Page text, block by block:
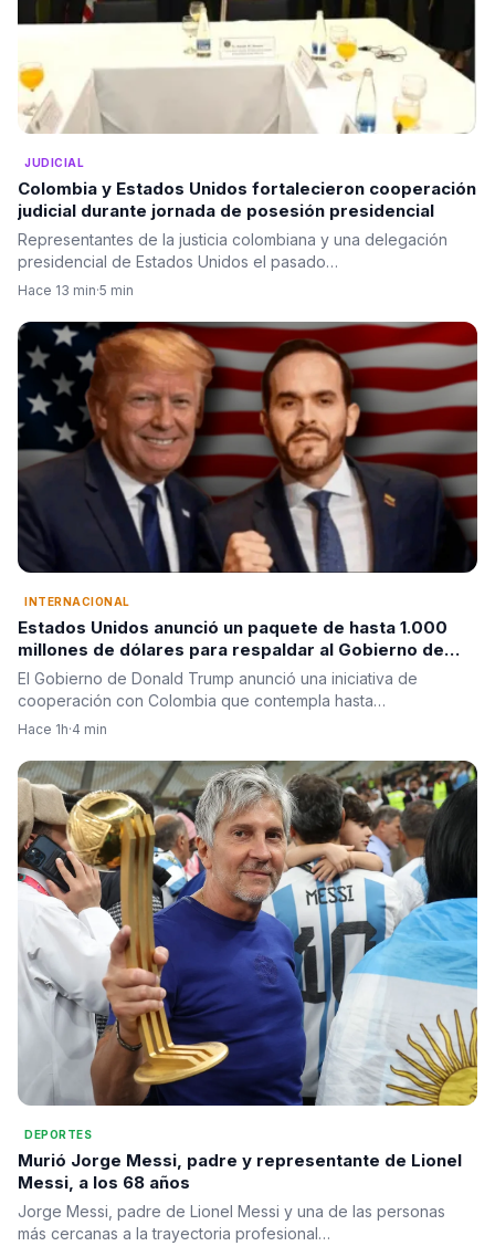
JUDICIAL
Colombia y Estados Unidos fortalecieron cooperación
judicial durante jornada de posesión presidencial
Representantes de la justicia colombiana y una delegación
presidencial de Estados Unidos el pasado…
Hace 13 min·5 min
INTERNACIONAL
Estados Unidos anunció un paquete de hasta 1.000
millones de dólares para respaldar al Gobierno de
Abelardo de la Espriella
El Gobierno de Donald Trump anunció una iniciativa de
cooperación con Colombia que contempla hasta…
Hace 1h·4 min
DEPORTES
Murió Jorge Messi, padre y representante de Lionel
Messi, a los 68 años
Jorge Messi, padre de Lionel Messi y una de las personas
más cercanas a la trayectoria profesional…